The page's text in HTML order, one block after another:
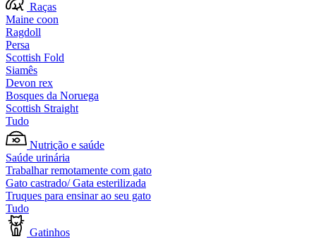
Raças
Maine coon
Ragdoll
Persa
Scottish Fold
Siamês
Devon rex
Bosques da Noruega
Scottish Straight
Tudo
Nutrição e saúde
Saúde urinária
Trabalhar remotamente com gato
Gato castrado/ Gata esterilizada
Truques para ensinar ao seu gato
Tudo
Gatinhos